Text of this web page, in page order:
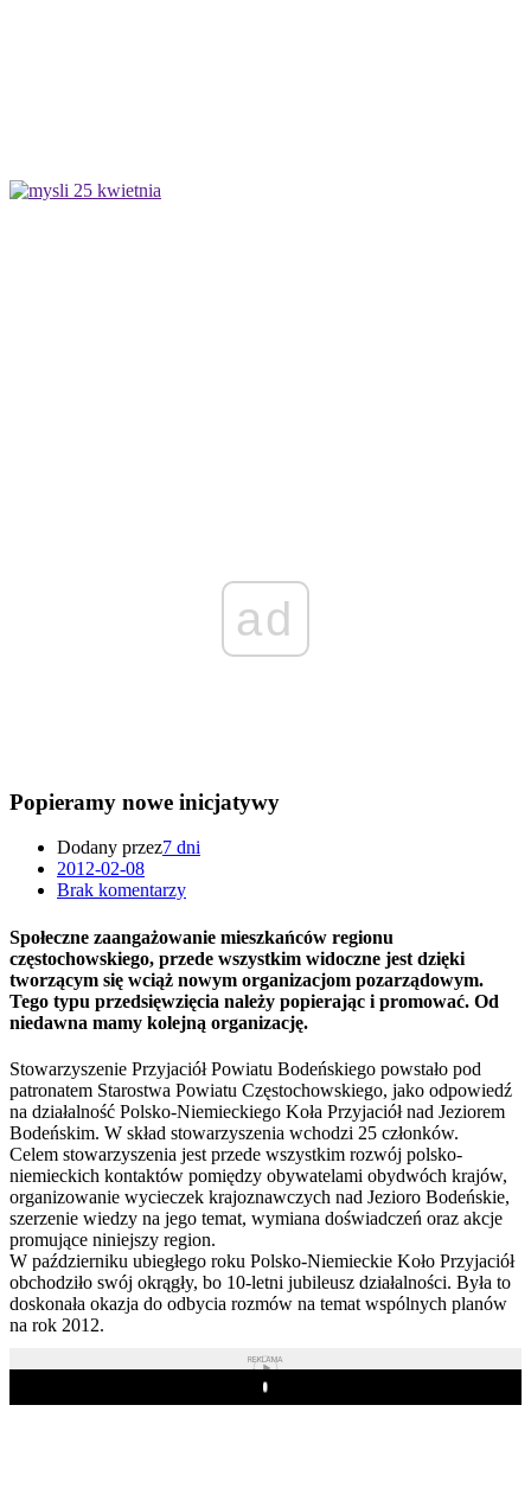
ad
Popieramy nowe inicjatywy
Dodany przez7 dni
2012-02-08
Brak komentarzy
Społeczne zaangażowanie mieszkańców regionu
częstochowskiego, przede wszystkim widoczne jest dzięki
tworzącym się wciąż nowym organizacjom pozarządowym.
Tego typu przedsięwzięcia należy popierając i promować. Od
niedawna mamy kolejną organizację.
Stowarzyszenie Przyjaciół Powiatu Bodeńskiego powstało pod
patronatem Starostwa Powiatu Częstochowskiego, jako odpowiedź
na działalność Polsko-Niemieckiego Koła Przyjaciół nad Jeziorem
Bodeńskim. W skład stowarzyszenia wchodzi 25 członków.
Celem stowarzyszenia jest przede wszystkim rozwój polsko-
niemieckich kontaktów pomiędzy obywatelami obydwóch krajów,
organizowanie wycieczek krajoznawczych nad Jezioro Bodeńskie,
szerzenie wiedzy na jego temat, wymiana doświadczeń oraz akcje
promujące niniejszy region.
W październiku ubiegłego roku Polsko-Niemieckie Koło Przyjaciół
obchodziło swój okrągły, bo 10-letni jubileusz działalności. Była to
doskonała okazja do odbycia rozmów na temat wspólnych planów
na rok 2012.
REKLAMA
Play